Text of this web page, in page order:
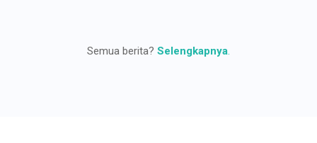
Semua berita? Selengkapnya